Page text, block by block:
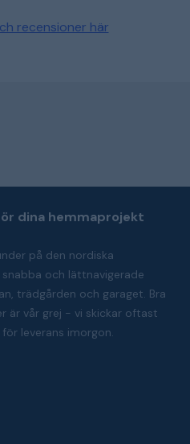
recensioner här
dina hemmaprojekt
på den nordiska
och lättnavigerade
trädgården och garaget. Bra
är vår grej - vi skickar oftast
leverans imorgon.